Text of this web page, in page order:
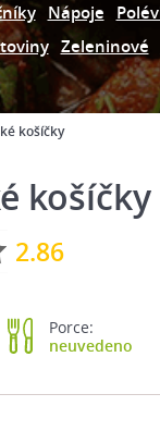
Nápoje
Zeleninové
košíčky
košíčky
2.86
Porce:
neuvedeno